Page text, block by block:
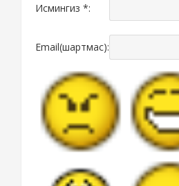
Исмингиз *:
Email(шартмас):